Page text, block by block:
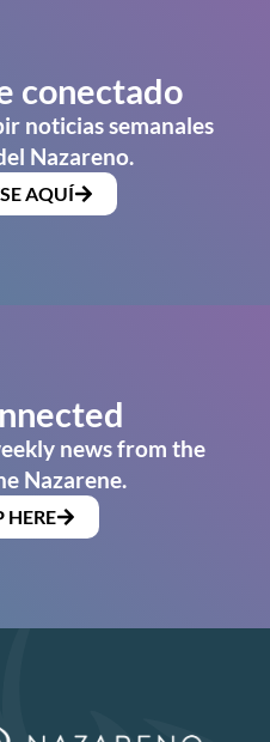
conectado
noticias semanales
Nazareno.
AQUÍ
news from the
Nazarene.
HERE